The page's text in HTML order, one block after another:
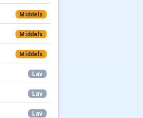
Middels
Middels
Middels
Lav
Lav
Lav